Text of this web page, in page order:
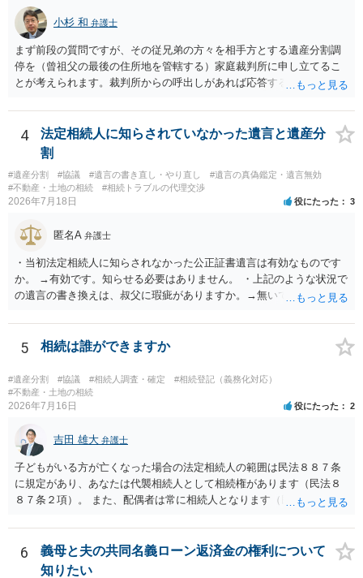
言えると思います。
小杉 和 弁護士
まず前段の質問ですが、その従兄弟の方々を相手方とする遺産分割調
停を（曾祖父の最後の住所地を管轄する）家庭裁判所に申し立てるこ
とが考えられます。裁判所からの呼出しがあれば応答する可能性がま
能と思われます。時間が思った以上にないので必要書類をてきぱきと
揃える必要があります。その点是非御注意ください。
4
法定相続人に知らされていなかった遺言と遺産分
割
#遺産分割 #協議 #遺言の書き直し・やり直し
#遺言の真偽鑑定・遺言無効
#不動産・土地の相続
#相続トラブルの代理交渉
2026年7月18日 役にたった 3
匿名A 弁護士
・当初法定相続人に知らされなかった公正証書遺言は有効なものです
か。 →有効です。知らせる必要はありません。 ・上記のような状況で
の遺言の書き換えは、叔父に瑕疵がありますか。→無いです。 ・分割
ますか。 →本人が自由に決められますので、どこが妥当とは言えない
です。客観的な基準もありません。 ・できれば穏やかに、分割を拒否
することはできますか。 →分割を拒否するということは、遺産はいら
ないということでしょうか。遺言で、受取を指定されててもいらない
と拒否することはできます。理由を説明する必要はありません。
5 相続は誰ができますか
#遺産分割 #協議 #相続人調査・確定
#相続登記（義務化対応）
#不動産・土地の相続
2026年7月16日 役にたった 2
吉田 雄大 弁護士
子どもがいる方が亡くなった場合の法定相続人の範囲は民法８８７条
に規定があり、あなたは代襲相続人として相続権があります（民法８
８７条２項）。 また、配偶者は常に相続人となります（民法８９０
も相続権があります。つまり、孫５人に加えて「おじ又はおば」にも
相続権がある可能性があります。
6
義母と夫の共同名義ローン返済金の権利について
知りたい